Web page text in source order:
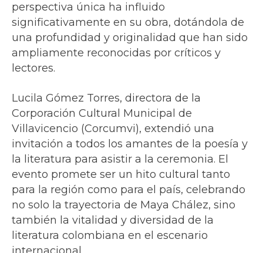
perspectiva única ha influido
significativamente en su obra, dotándola de
una profundidad y originalidad que han sido
ampliamente reconocidas por críticos y
lectores.
Lucila Gómez Torres, directora de la
Corporación Cultural Municipal de
Villavicencio (Corcumvi), extendió una
invitación a todos los amantes de la poesía y
la literatura para asistir a la ceremonia. El
evento promete ser un hito cultural tanto
para la región como para el país, celebrando
no solo la trayectoria de Maya Chález, sino
también la vitalidad y diversidad de la
literatura colombiana en el escenario